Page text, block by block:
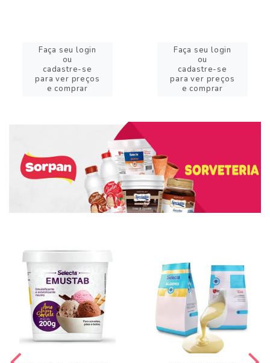
Faça seu login
ou
cadastre-se
para ver preços
e comprar
Faça seu login
ou
cadastre-se
para ver preços
e comprar